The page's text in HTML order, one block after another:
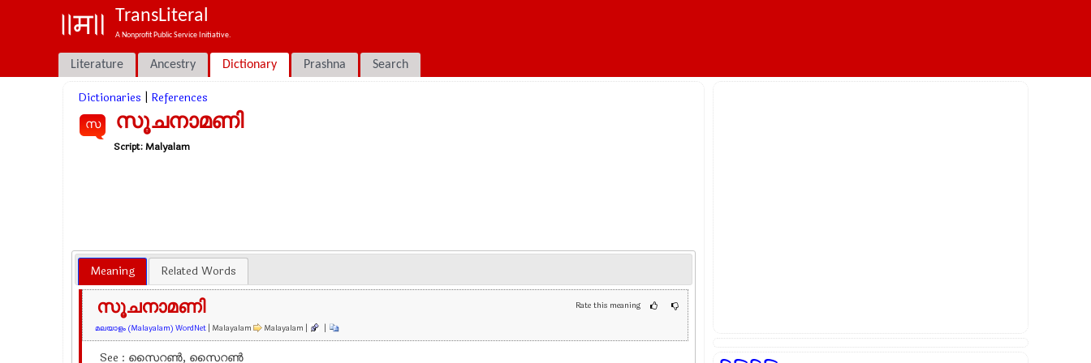
TransLiteral
A Nonprofit Public Service Initiative.
Literature Ancestry Dictionary Prashna Search
Dictionaries References
സ സൂചനാമണി
Script:Malyalam
Meaning Related Words
Rate this meaning
സൂചനാമണി
മലയാളം (Malayalam) WordNet| Malayalam Malayalam | |
See : സൈറണ്‍, സൈറണ്‍